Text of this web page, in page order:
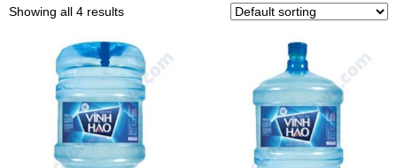
Showing all 4 results